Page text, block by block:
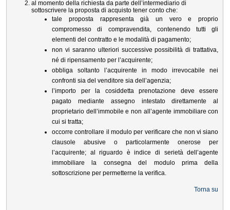
al momento della richiesta da parte dell’intermediario di
sottoscrivere la proposta di acquisto tener conto che:
tale proposta rappresenta già un vero e proprio
compromesso di compravendita, contenendo tutti gli
elementi del contratto e le modalità di pagamento;
non vi saranno ulteriori successive possibilità di trattativa,
né di ripensamento per l’acquirente;
obbliga soltanto l’acquirente in modo irrevocabile nei
confronti sia del venditore sia dell’agenzia;
l’importo per la cosiddetta prenotazione deve essere
pagato mediante assegno intestato direttamente al
proprietario dell’immobile e non all’agente immobiliare con
cui si tratta;
occorre controllare il modulo per verificare che non vi siano
clausole abusive o particolarmente onerose per
l’acquirente; al riguardo è indice di serietà dell’agente
immobiliare la consegna del modulo prima della
sottoscrizione per permetterne la verifica.
Torna su